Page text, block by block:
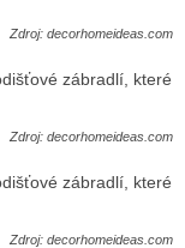
Zdroj: decorhomeideas.com
Zdroj: decorhomeideas.com
Zdroj: decorhomeideas.com